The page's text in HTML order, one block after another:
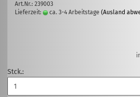
Art.Nr.: 239003
Lieferzeit:
ca. 3-4 Arbeitstage (Ausland
Stck.: